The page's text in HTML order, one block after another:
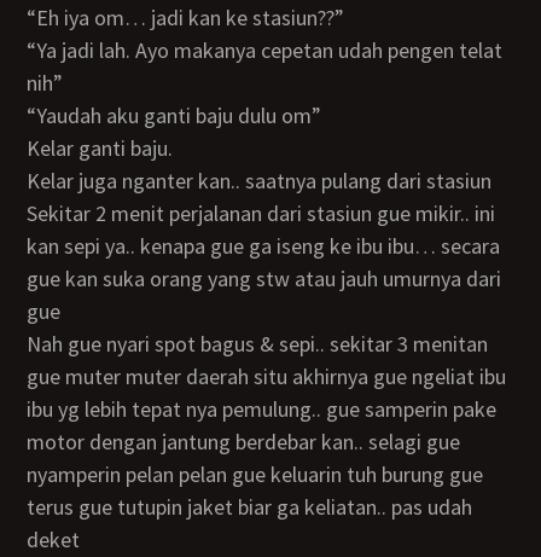
“Eh iya om… jadi kan ke stasiun??”
“Ya jadi lah. Ayo makanya cepetan udah pengen telat
nih”
“Yaudah aku ganti baju dulu om”
Kelar ganti baju.
Kelar juga nganter kan.. saatnya pulang dari stasiun
Sekitar 2 menit perjalanan dari stasiun gue mikir.. ini
kan sepi ya.. kenapa gue ga iseng ke ibu ibu… secara
gue kan suka orang yang stw atau jauh umurnya dari
gue
Nah gue nyari spot bagus & sepi.. sekitar 3 menitan
gue muter muter daerah situ akhirnya gue ngeliat ibu
ibu yg lebih tepat nya pemulung.. gue samperin pake
motor dengan jantung berdebar kan.. selagi gue
nyamperin pelan pelan gue keluarin tuh burung gue
terus gue tutupin jaket biar ga keliatan.. pas udah
deket